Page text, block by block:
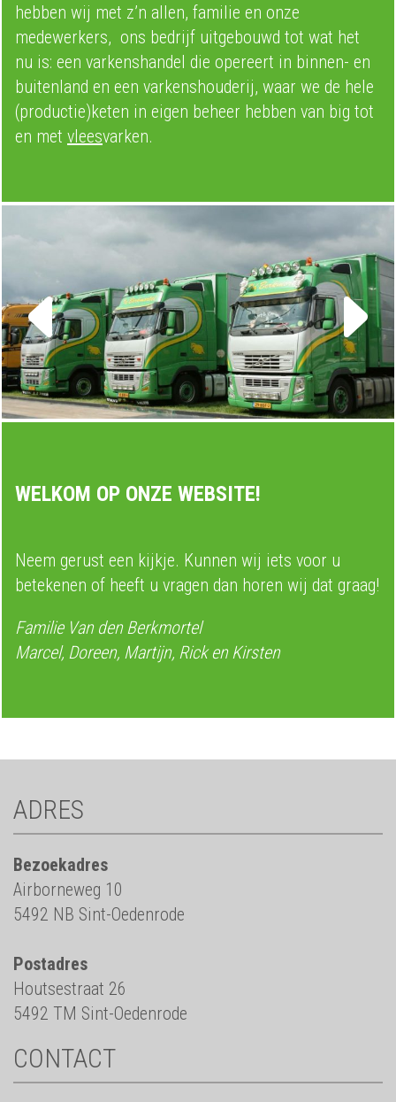
hebben wij met z’n allen, familie en onze
medewerkers, ons bedrijf uitgebouwd tot wat het
nu is: een varkenshandel die opereert in binnen- en
buitenland en een varkenshouderij, waar we de hele
(productie)keten in eigen beheer hebben van big tot
en met vleesvarken.
WELKOM OP ONZE WEBSITE!
Neem gerust een kijkje. Kunnen wij iets voor u
betekenen of heeft u vragen dan horen wij dat graag!
Familie Van den Berkmortel
Marcel, Doreen, Martijn, Rick en Kirsten
ADRES
Bezoekadres
Airborneweg 10
5492 NB Sint-Oedenrode
Postadres
Houtsestraat 26
5492 TM Sint-Oedenrode
CONTACT